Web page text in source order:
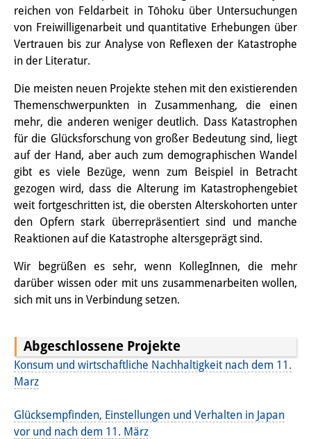
Forschungsfeld:
Digitale Transformation
Forschungsfeld:
Japan transregional
Knowledge Lab:
Wissensproduktion und
Wissensinfrastrukturen
Individuelle Projekte
Abgeschlossene Forschung
Veranstaltungsübersicht
DIJ Study Group
Thematische Vortragsreihen
Workshops
reichen von Feldarbeit in Tōhoku über Untersuchungen
von Freiwilligenarbeit und quantitative Erhebungen über
Vertrauen bis zur Analyse von Reflexen der Katastrophe
in der Literatur.
Die meisten neuen Projekte stehen mit den existierenden
Themenschwerpunkten in Zusammenhang, die einen
mehr, die anderen weniger deutlich. Dass Katastrophen
für die Glücksforschung von großer Bedeutung sind, liegt
auf der Hand, aber auch zum demographischen Wandel
gibt es viele Bezüge, wenn zum Beispiel in Betracht
gezogen wird, dass die Alterung im Katastrophengebiet
weit fortgeschritten ist, die obersten Alterskohorten unter
den Opfern stark überrepräsentiert sind und manche
Reaktionen auf die Katastrophe altersgeprägt sind.
Wir begrüßen es sehr, wenn KollegInnen, die mehr
darüber wissen oder mit uns zusammenarbeiten wollen,
sich mit uns in Verbindung setzen.
Abgeschlossene Projekte
Konsum und wirtschaftliche Nachhaltigkeit nach dem 11.
Marz
Glücksempfinden, Einstellungen und Verhalten in Japan
vor und nach dem 11. März